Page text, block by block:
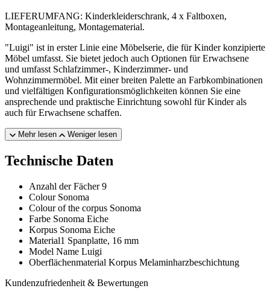
LIEFERUMFANG: Kinderkleiderschrank, 4 x Faltboxen,
Montageanleitung, Montagematerial.
"Luigi" ist in erster Linie eine Möbelserie, die für Kinder konzipierte
Möbel umfasst. Sie bietet jedoch auch Optionen für Erwachsene
und umfasst Schlafzimmer-, Kinderzimmer- und
Wohnzimmermöbel. Mit einer breiten Palette an Farbkombinationen
und vielfältigen Konfigurationsmöglichkeiten können Sie eine
ansprechende und praktische Einrichtung sowohl für Kinder als
auch für Erwachsene schaffen.
Mehr lesen Weniger lesen
Technische Daten
Anzahl der Fächer 9
Colour Sonoma
Colour of the corpus Sonoma
Farbe Sonoma Eiche
Korpus Sonoma Eiche
Material1 Spanplatte, 16 mm
Model Name Luigi
Oberflächenmaterial Korpus Melaminharzbeschichtung
Kundenzufriedenheit & Bewertungen